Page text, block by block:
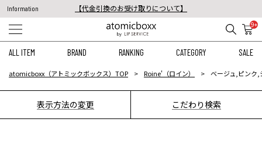
Information
【代金引換のお受け取りについて】
税込11,000円以上のご注文で送料無料！
9+
ALL ITEM BRAND RANKING CATEGORY SALE
atomicboxx（アトミックボックス）TOP Roine'（ロイン） ベージュ,ピンク
表示方法の変更 こだわり検索